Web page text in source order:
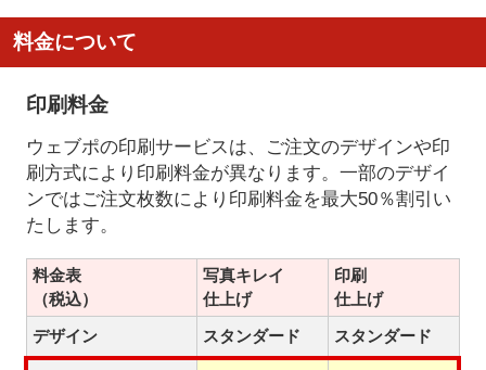
料金について
印刷料金
ウェブポの印刷サービスは、ご注文のデザインや印
刷方式により印刷料金が異なります。一部のデザイ
ンではご注文枚数により印刷料金を最大50％割引い
たします。
料金表
（税込）
写真キレイ
仕上げ
印刷
仕上げ
デザイン
スタンダード スタンダード